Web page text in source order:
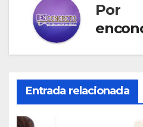
Por
Entrada relacionada